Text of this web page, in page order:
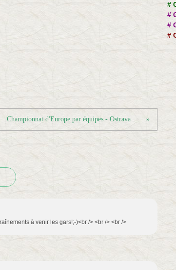
Championnat d'Europe par équipes - Ostrava 2010
à venir les gars!;-)<br /> <br /> <br />
#
#
#
#